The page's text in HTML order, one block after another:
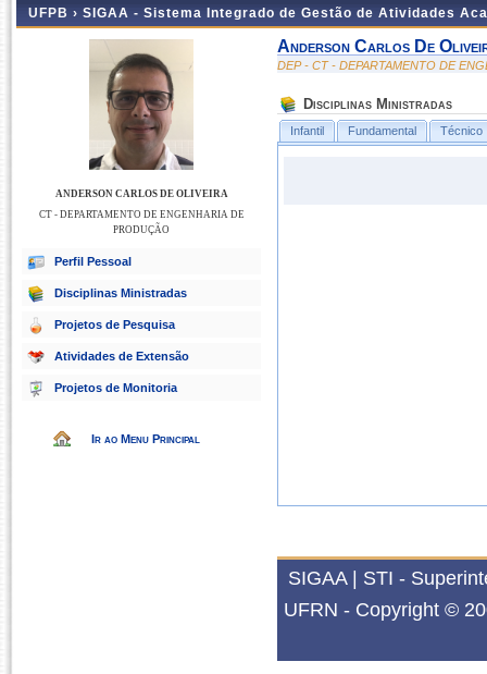
UFPB › SIGAA - Sistema Integrado de Gestão de Atividades
ANDERSON CARLOS DE OLIVEIRA
CT - DEPARTAMENTO DE ENGENHARIA DE
PRODUÇÃO
Perfil Pessoal
Disciplinas Ministradas
Projetos de Pesquisa
Atividades de Extensão
Projetos de Monitoria
Ir ao Menu Principal
Anderson Carlos De
DEP - CT - DEPARTAMENTO DE
Disciplinas Ministradas
Infantil Fundamental Técnico
SIGAA | STI -
UFRN - Copyright ©